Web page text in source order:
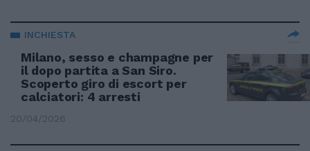
INCHIESTA
Milano, sesso e champagne per
il dopo partita a San Siro.
Scoperto giro di escort per
calciatori: 4 arresti
20/04/2026